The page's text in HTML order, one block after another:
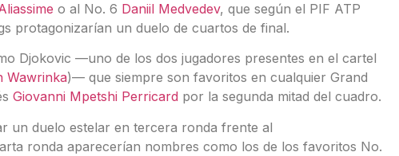
o al No. 6 Daniil Medvedev, que según el PIF ATP
protagonizarían un duelo de cuartos de final.
Djokovic —uno de los dos jugadores presentes en el cartel
Wawrinka)— que siempre son favoritos en cualquier Grand
Giovanni Mpetshi Perricard por la segunda mitad del cuadro.
un duelo estelar en tercera ronda frente al
ronda aparecerían nombres como los de los favoritos No.